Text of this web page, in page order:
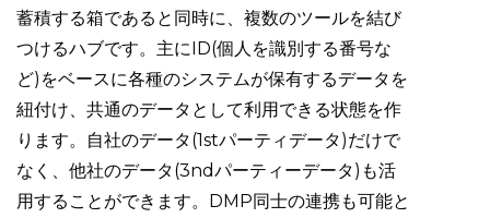
蓄積する箱であると同時に、複数のツールを結び
つけるハブです。主にID(個人を識別する番号な
ど)をベースに各種のシステムが保有するデータを
紐付け、共通のデータとして利用できる状態を作
ります。自社のデータ(1stパーティデータ)だけで
なく、他社のデータ(3ndパーティーデータ)も活
用することができます。DMP同士の連携も可能と